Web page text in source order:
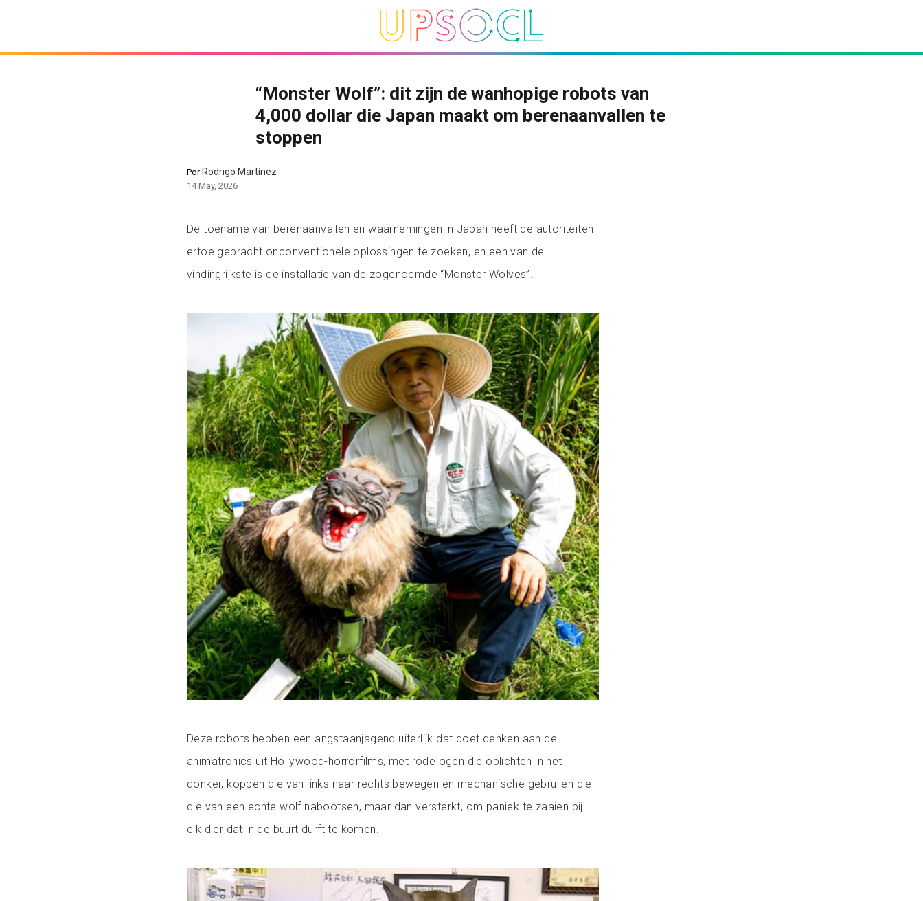
“Monster Wolf”: dit zijn de wanhopige robots van
4,000 dollar die Japan maakt om berenaanvallen te
stoppen
PorRodrigo Martínez
14 May, 2026
De toename van berenaanvallen en waarnemingen in Japan heeft de autoriteiten
ertoe gebracht onconventionele oplossingen te zoeken, en een van de
vindingrijkste is de installatie van de zogenoemde “Monster Wolves”.
Deze robots hebben een angstaanjagend uiterlijk dat doet denken aan de
animatronics uit Hollywood-horrorfilms, met rode ogen die oplichten in het
donker, koppen die van links naar rechts bewegen en mechanische gebrullen die
die van een echte wolf nabootsen, maar dan versterkt, om paniek te zaaien bij
elk dier dat in de buurt durft te komen.